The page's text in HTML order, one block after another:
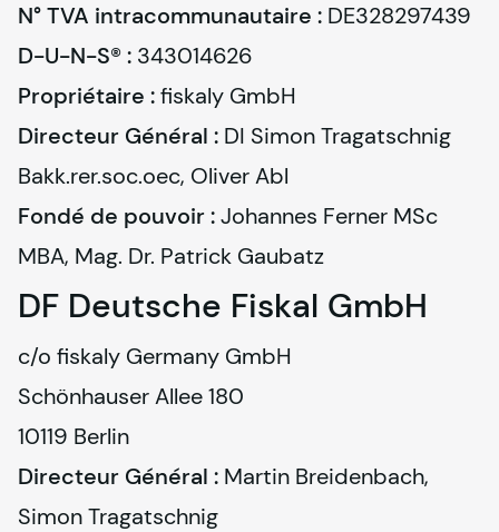
N° TVA intracommunautaire :
D-U-N-S® :
Propriétaire :fiskaly
Directeur Général : DI Simon Tragatschnig
Fondé de pouvoir : Johannes Ferner MSc
MBA, Mag. Dr. Patrick Gaubatz
DF Deutsche Fiskal GmbH
c/o fiskaly Germany GmbH
Schönhauser Allee 180
10119 Berlin
Directeur Général : Martin Breidenbach,
Simon Tragatschnig